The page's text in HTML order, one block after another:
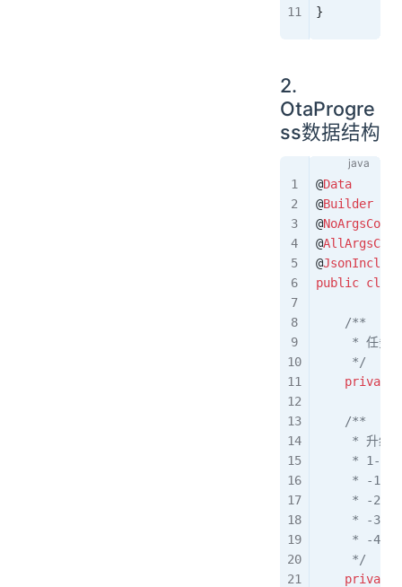
}
2.
OtaProgre
ss数据结构
@Data
@Builder
@
@
@JsonInclude
public class
    /**
* 任务
     */
    private
    /**
* 升级
* 1-
* -1:
* -2:
* -3:
* -4:
     */
    private